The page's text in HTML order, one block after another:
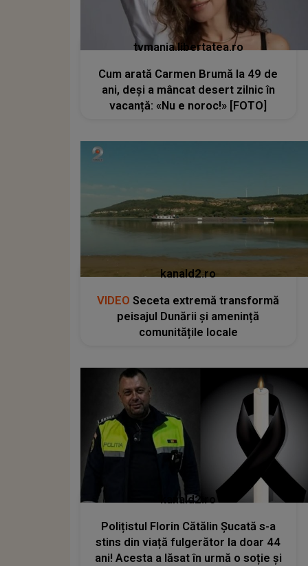
tvmania.libertatea.ro
Cum arată Carmen Brumă la 49 de
ani, deși a mâncat desert zilnic în
vacanță: «Nu e noroc!» [FOTO]
kanald2.ro
VIDEO Seceta extremă transformă
peisajul Dunării și amenință
comunitățile locale
kanald2.ro
Polițistul Florin Cătălin Șucată s-a
stins din viață fulgerător la doar 44
ani! Acesta a lăsat în urmă o soție și